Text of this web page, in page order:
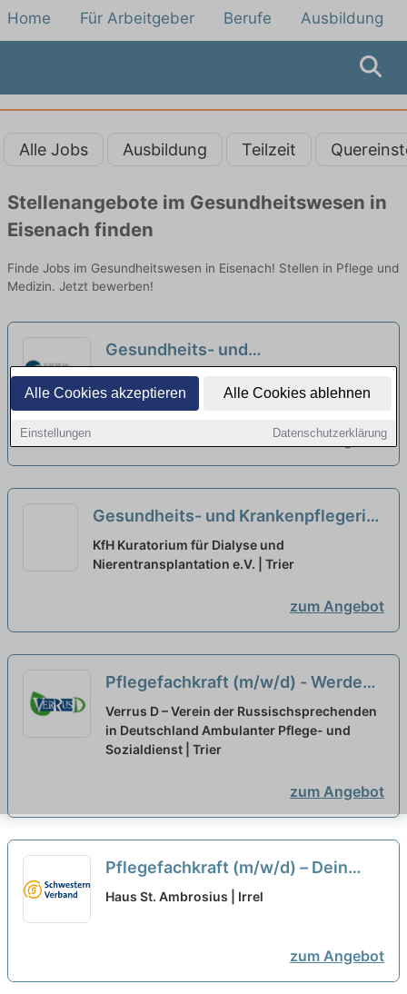
Alle Cookies akzeptieren Alle Cookies ablehnen
Einstellungen Datenschutzerklärung
Home Für Arbeitgeber Berufe Ausbildung
Alle Jobs Ausbildung Teilzeit
Stellenangebote im Gesundheitswesen in
Eisenach finden
Finde Jobs im Gesundheitswesen in Eisenach! Stellen in Pflege und
Medizin. Jetzt bewerben!
Gesundheits- und
Krankenpfleger:in (m/w/d) – Wir
haben den passenden Job für Sie!
Aufnahmeeinrichtung für Asylbegehrende
Bitburg | Bitburg
zum Angebot
Gesundheits- und Krankenpflegerin
/ MFA oder eine vergleichbare
Ausbildung im medizinischen Beruf
KfH Kuratorium für Dialyse und
Nierentransplantation e.V. | Trier
zum Angebot
Pflegefachkraft (m/w/d) - Werde
Teil unseres Teams! neu
Verrus D – Verein der Russischsprechenden
in Deutschland Ambulanter Pflege- und
Sozialdienst | Trier
zum Angebot
Pflegefachkraft (m/w/d) – Dein
neuer Arbeitsplatz mit attraktiven
Haus St. Ambrosius | Irrel
zum Angebot